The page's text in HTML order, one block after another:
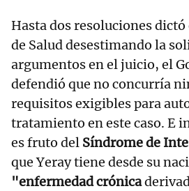
Hasta dos resoluciones
de Salud desestimando la
argumentos en el juicio, el
defendió que no concurría
requisitos exigibles para
tratamiento en este caso. E
es fruto del Síndrome de
que Yeray tiene desde su
"enfermedad crónica